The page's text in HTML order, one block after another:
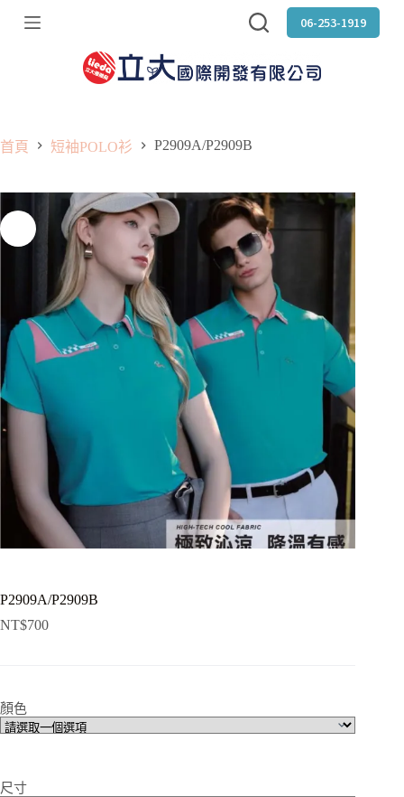
跳
06-253-1919
首頁 短袖POLO衫 P2909A/P2909B
P2909A/P2909B
NT$700
顏色
尺寸